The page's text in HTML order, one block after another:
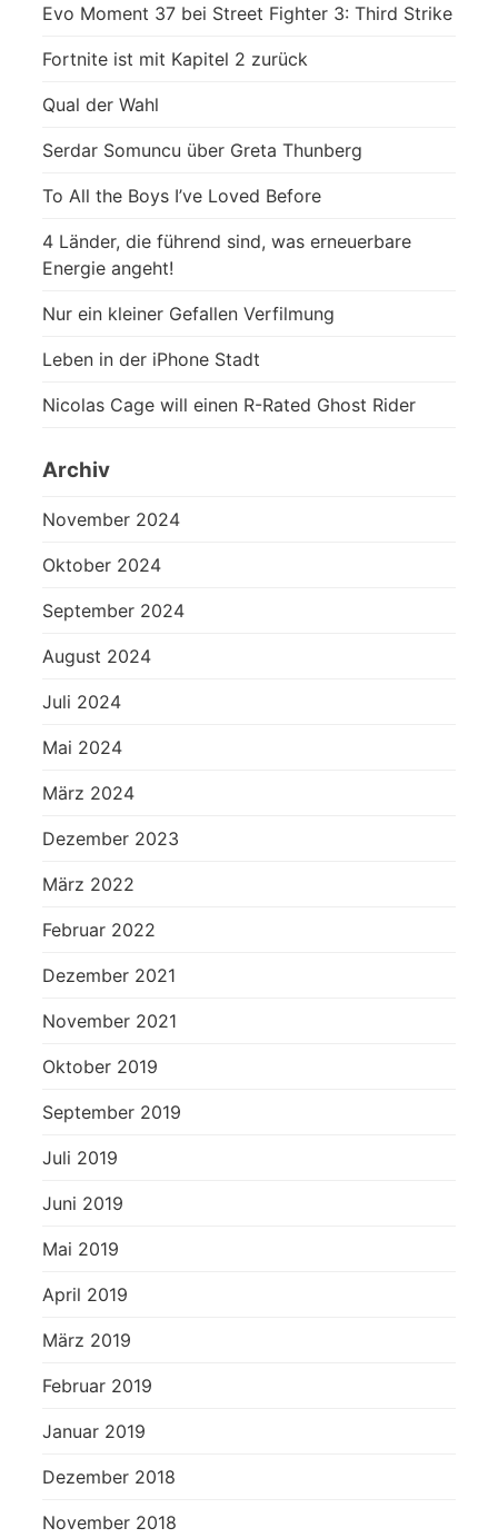
Evo Moment 37 bei Street Fighter 3: Third Strike
Fortnite ist mit Kapitel 2 zurück
Qual der Wahl
Serdar Somuncu über Greta Thunberg
To All the Boys I’ve Loved Before
4 Länder, die führend sind, was erneuerbare
Energie angeht!
Nur ein kleiner Gefallen Verfilmung
Leben in der iPhone Stadt
Nicolas Cage will einen R-Rated Ghost Rider
Archiv
November 2024
Oktober 2024
September 2024
August 2024
Juli 2024
Mai 2024
März 2024
Dezember 2023
März 2022
Februar 2022
Dezember 2021
November 2021
Oktober 2019
September 2019
Juli 2019
Juni 2019
Mai 2019
April 2019
März 2019
Februar 2019
Januar 2019
Dezember 2018
November 2018